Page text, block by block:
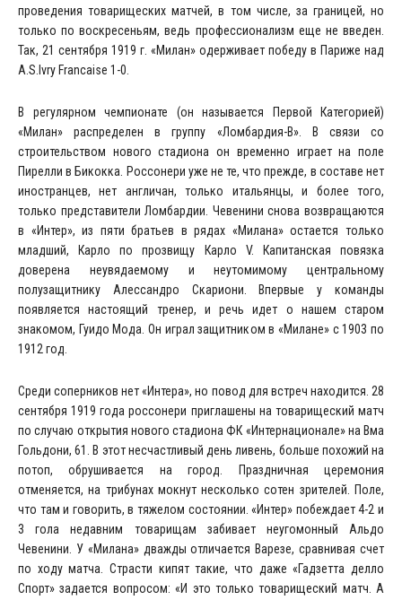
проведения товарищеских матчей, в том числе, за границей, но
только по воскресеньям, ведь профессионализм еще не введен.
Так, 21 сентября 1919 г. «Милан» одерживает победу в Париже над
A.S.Ivry Francaise 1-0.
В регулярном чемпионате (он называется Первой Категорией)
«Милан» распределен в группу «Ломбардия-В». В связи со
строительством нового стадиона он временно играет на поле
Пирелли в Бикокка. Россонери уже не те, что прежде, в составе нет
иностранцев, нет англичан, только итальянцы, и более того,
только представители Ломбардии. Чевенини снова возвращаются
в «Интер», из пяти братьев в рядах «Милана» остается только
младший, Карло по прозвищу Карло V. Капитанская повязка
доверена неувядаемому и неутомимому центральному
полузащитнику Алессандро Скариони. Впервые у команды
появляется настоящий тренер, и речь идет о нашем старом
знакомом, Гуидо Мода. Он играл защитником в «Милане» с 1903 по
1912 год.
Среди соперников нет «Интера», но повод для встреч находится. 28
сентября 1919 года россонери приглашены на товарищеский матч
по случаю открытия нового стадиона ФК «Интернационале» на Вма
Гольдони, 61. В этот несчастливый день ливень, больше похожий на
потоп, обрушивается на город. Праздничная церемония
отменяется, на трибунах мокнут несколько сотен зрителей. Поле,
что там и говорить, в тяжелом состоянии. «Интер» побеждает 4-2 и
3 гола недавним товарищам забивает неугомонный Альдо
Чевенини. У «Милана» дважды отличается Варезе, сравнивая счет
по ходу матча. Страсти кипят такие, что даже «Гадзетта делло
Спорт» задается вопросом: «И это только товарищеский матч. А